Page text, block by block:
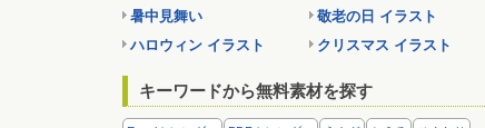
暑中見舞い
敬老の日 イラスト
ハロウィン イラスト
クリスマス イラスト
キーワードから無料素材を探す